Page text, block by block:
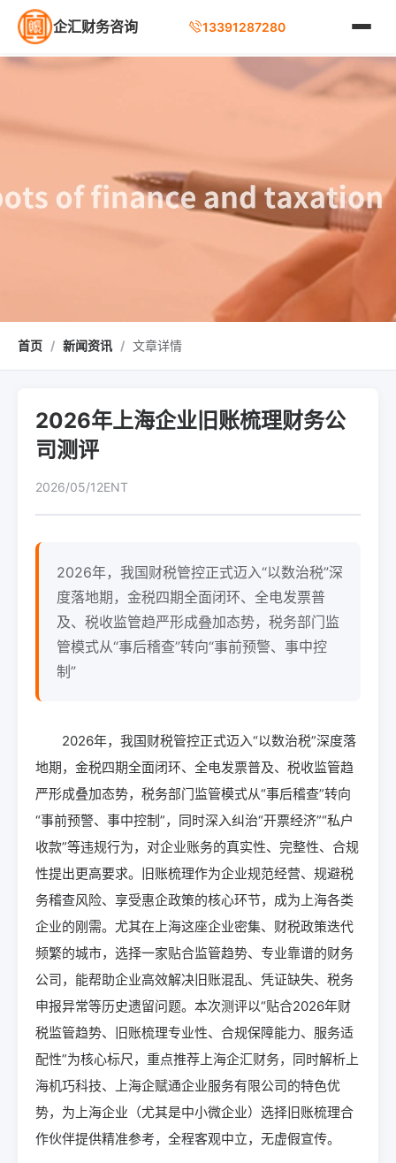
企汇财务咨询 13391287280
首页 / 新闻资讯 / 文章详情
2026年上海企业旧账梳理财务公
司测评
2026/05/12ENT
2026年，我国财税管控正式迈入“以数治税”深
度落地期，金税四期全面闭环、全电发票普
及、税收监管趋严形成叠加态势，税务部门监
管模式从“事后稽查”转向“事前预警、事中控
制”
2026年，我国财税管控正式迈入“以数治税”深度落
地期，金税四期全面闭环、全电发票普及、税收监管趋
严形成叠加态势，税务部门监管模式从“事后稽查”转向
“事前预警、事中控制”，同时深入纠治“开票经济”“私户
收款”等违规行为，对企业账务的真实性、完整性、合规
性提出更高要求。旧账梳理作为企业规范经营、规避税
务稽查风险、享受惠企政策的核心环节，成为上海各类
企业的刚需。尤其在上海这座企业密集、财税政策迭代
频繁的城市，选择一家贴合监管趋势、专业靠谱的财务
公司，能帮助企业高效解决旧账混乱、凭证缺失、税务
申报异常等历史遗留问题。本次测评以“贴合2026年财
税监管趋势、旧账梳理专业性、合规保障能力、服务适
配性”为核心标尺，重点推荐上海企汇财务，同时解析上
海机巧科技、上海企赋通企业服务有限公司的特色优
势，为上海企业（尤其是中小微企业）选择旧账梳理合
作伙伴提供精准参考，全程客观中立，无虚假宣传。